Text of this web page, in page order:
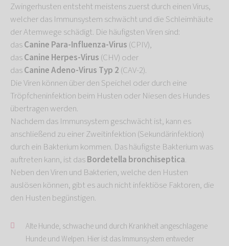
Zwingerhusten entsteht meistens zuerst durch einen Virus,
welcher das Immunsystem schwächt und die Schleimhäute
der Atemwege schädigt. Die häufigsten Viren sind:
dasCanine Para-Influenza-Virus (CPIV),
dasCanine Herpes-Virus (CHV) oder
dasCanine Adeno-Virus Typ 2 (CAV-2).
Die Viren können über den Speichel oder durch eine
Tröpfcheninfektion beim Husten oder Niesen des Hundes
übertragen werden.
Nachdem das Immunsystem geschwächt ist, kann es
anschließend zu einer Zweitinfektion (Sekundärinfektion)
durch ein Bakterium kommen. Das häufigste Bakterium was
auftreten kann, ist dasBordetella bronchiseptica.
Neben den Viren und Bakterien, welche den Husten
auslösen können, gibt es auch nicht infektiöse Faktoren, die
den Husten begünstigen.
Alte Hunde, schwache und durch Krankheit angeschlagene
Hunde und Welpen. Hier ist das Immunsystem entweder